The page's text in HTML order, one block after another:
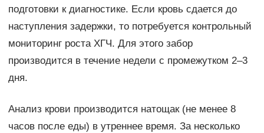
подготовки к диагностике. Если кровь сдается до
наступления задержки, то потребуется контрольный
мониторинг роста ХГЧ. Для этого забор
производится в течение недели с промежутком 2–3
дня.
Анализ крови производится натощак (не менее 8
часов после еды) в утреннее время. За несколько